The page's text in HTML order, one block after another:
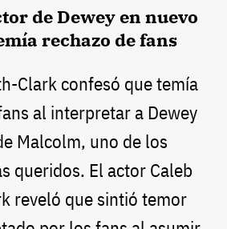
de Dewey en nuevo
rechazo de fans
Clark confesó que temía
al interpretar a Dewey
Malcolm, uno de los
queridos. El actor Caleb
reveló que sintió temor